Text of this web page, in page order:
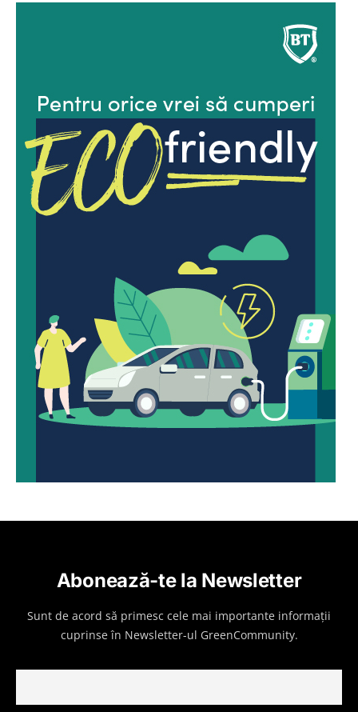
Abonează-te la Newsletter
Sunt de acord să primesc cele mai importante informații
cuprinse în Newsletter-ul GreenCommunity.